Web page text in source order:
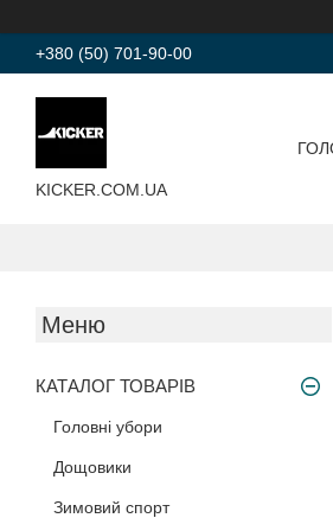
+380 (50) 701-90-00
KICKER.COM.UA
КАТАЛОГ ТОВАРІВ
Головні убори
Дощовики
Зимовий спорт